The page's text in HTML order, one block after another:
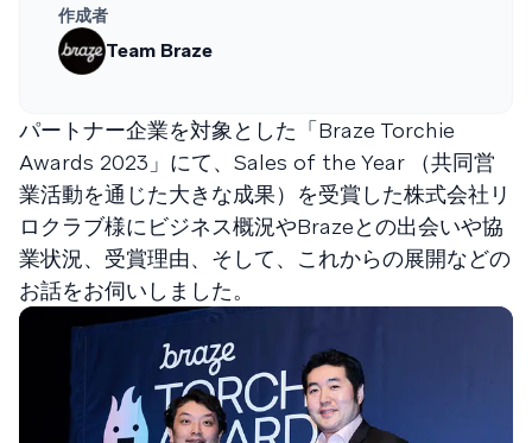
作成者
Team Braze
パートナー企業を対象とした「Braze Torchie
Awards 2023」にて、Sales of the Year （共同営
業活動を通じた大きな成果）を受賞した株式会社リ
ロクラブ様にビジネス概況やBrazeとの出会いや協
業状況、受賞理由、そして、これからの展開などの
お話をお伺いしました。